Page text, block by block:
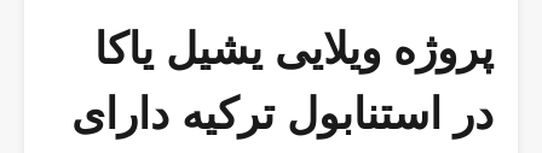
پروژه ویلایی یشیل یاکا
در استنابول ترکیه دارای